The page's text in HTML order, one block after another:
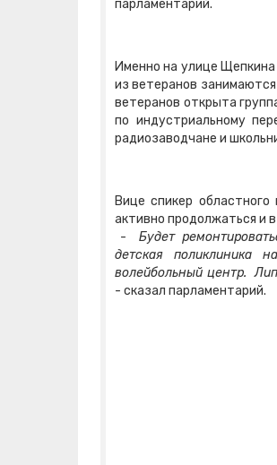
парламентарий.
Именно на улице
из ветеранов
ветеранов открыта
по индустриальному
радиозаводчане и
Вице спикер областного
активно продолжаться и
-
Будет
детская поликлиника
волейбольный центр.
- сказал парламентарий.